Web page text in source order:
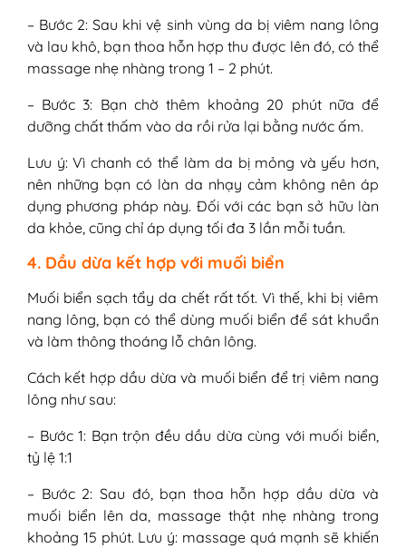
– Bước 2: Sau khi vệ sinh vùng da bị viêm nang lông
và lau khô, bạn thoa hỗn hợp thu được lên đó, có thể
massage nhẹ nhàng trong 1 – 2 phút.
– Bước 3: Bạn chờ thêm khoảng 20 phút nữa để
dưỡng chất thấm vào da rồi rửa lại bằng nước ấm.
Lưu ý: Vì chanh có thể làm da bị mỏng và yếu hơn,
nên những bạn có làn da nhạy cảm không nên áp
dụng phương pháp này. Đối với các bạn sở hữu làn
da khỏe, cũng chỉ áp dụng tối đa 3 lần mỗi tuần.
4. Dầu dừa kết hợp với muối biển
Muối biển sạch tẩy da chết rất tốt. Vì thế, khi bị viêm
nang lông, bạn có thể dùng muối biển để sát khuẩn
và làm thông thoáng lỗ chân lông.
Cách kết hợp dầu dừa và muối biển để trị viêm nang
lông như sau:
– Bước 1: Bạn trộn đều dầu dừa cùng với muối biển,
tỷ lệ 1:1
– Bước 2: Sau đó, bạn thoa hỗn hợp dầu dừa và
muối biển lên da, massage thật nhẹ nhàng trong
khoảng 15 phút. Lưu ý: massage quá mạnh sẽ khiến